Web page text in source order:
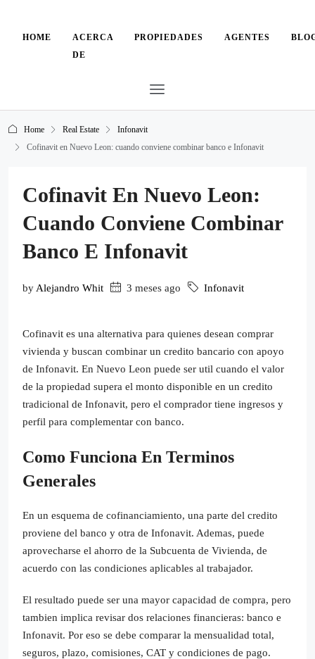
HOME
ACERCA
DE
PROPIEDADES AGENTES
Home Real Estate
Infonavit
Cofinavit en Nuevo Leon: cuando conviene combinar banco e Infonavit
Cofinavit En Nuevo Leon:
Cuando Conviene Combinar
Banco E Infonavit
by Alejandro Whit 3 meses ago Infonavit
Cofinavit es una alternativa para quienes desean comprar
vivienda y buscan combinar un credito bancario con apoyo
de Infonavit. En Nuevo Leon puede ser util cuando el valor
de la propiedad supera el monto disponible en un credito
tradicional de Infonavit, pero el comprador tiene ingresos y
perfil para complementar con banco.
Como Funciona En Terminos
Generales
En un esquema de cofinanciamiento, una parte del credito
proviene del banco y otra de Infonavit. Ademas, puede
aprovecharse el ahorro de la Subcuenta de Vivienda, de
acuerdo con las condiciones aplicables al trabajador.
El resultado puede ser una mayor capacidad de compra, pero
tambien implica revisar dos relaciones financieras: banco e
Infonavit. Por eso se debe comparar la mensualidad total,
seguros, plazo, comisiones, CAT y condiciones de pago.